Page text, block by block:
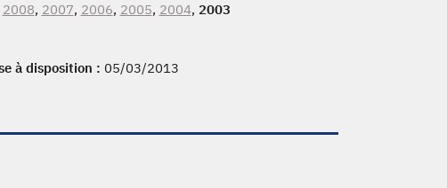
2008, 2007, 2006, 2005, 2004, 2003
à disposition : 05/03/2013